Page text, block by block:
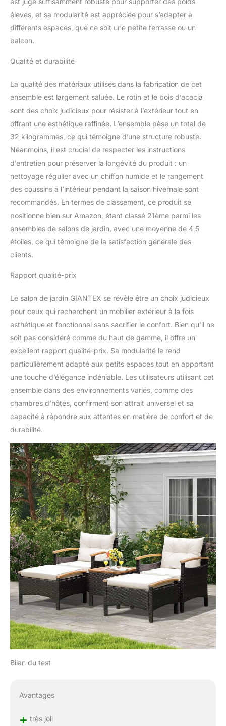
de service. 2. Ce kit est
livré dans 2 boîtes (vis
dans la boîte 1) dont
l'heure d'arrivée peut
élevés, et sa modularité est appréciée pour s’adapter à
différents espaces, que ce soit une petite terrasse ou un
balcon.
Qualité et durabilité
La qualité des matériaux utilisés dans la fabrication de cet
ensemble est largement saluée. Le rotin et le bois d’acacia
sont des choix judicieux pour résister à l’extérieur tout en
offrant une esthétique raffinée. L’ensemble pèse un total de
32 kilogrammes, ce qui témoigne d’une structure robuste.
Néanmoins, il est crucial de respecter les instructions
d’entretien pour préserver la longévité du produit : un
nettoyage régulier avec un chiffon humide et le rangement
des coussins à l’intérieur pendant la saison hivernale sont
recommandés. En termes de classement, ce produit se
positionne bien sur Amazon, étant classé 21ème parmi les
ensembles de salons de jardin, avec une moyenne de 4,5
étoiles, ce qui témoigne de la satisfaction générale des
clients.
Rapport qualité-prix
Le salon de jardin GIANTEX se révèle être un choix judicieux
pour ceux qui recherchent un mobilier extérieur à la fois
esthétique et fonctionnel sans sacrifier le confort. Bien qu’il ne
soit pas considéré comme du haut de gamme, il offre un
excellent rapport qualité-prix. Sa modularité le rend
particulièrement adapté aux petits espaces tout en apportant
une touche d’élégance indéniable. Les utilisateurs utilisant cet
ensemble dans des environnements variés, comme des
chambres d’hôtes, confirment son attrait universel et sa
capacité à répondre aux attentes en matière de confort et de
durabilité.
Bilan du test
Avantages
+ très joli